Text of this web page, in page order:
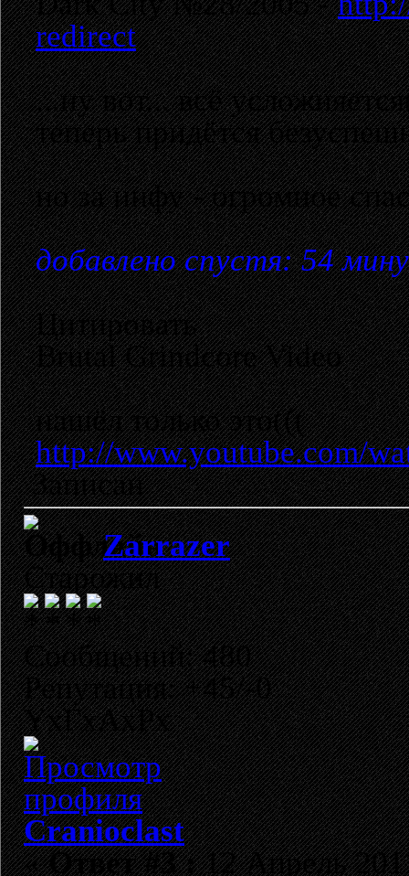
redirect
...ну вот... всё
теперь придётся
но за инфу - огромное
добавлено спустя: 54
Цитировать
Brutal Grindcore Video
нашёл только это(((
http://www.youtube.com/
Записан
Zarrazer
Старожил
Сообщений: 480
Репутация: +45/-0
YxГхАхРх
Cranioclast
«Ответ #3 :12 Апрель